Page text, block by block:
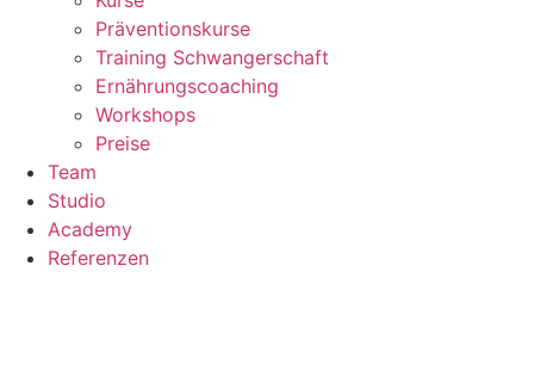
Präventionskurse
Training Schwangerschaft
Ernährungscoaching
Workshops
Preise
Team
Studio
Academy
Referenzen